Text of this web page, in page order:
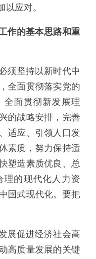
应对。
作的基本思路和重
须坚持以新时代中
全面贯彻落实党的
全面贯彻新发展理
的战略安排，完善
适应、引领人口发
素质，努力保持适
塑造素质优良、总
理的现代化人力资
国式现代化。要把
展促进经济社会高
高质量发展的关键